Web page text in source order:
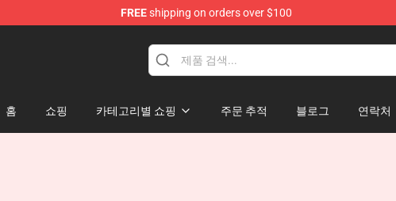
FREEshipping on orders over $100
홈 쇼핑 카테고리별 쇼핑 주문 추적 블로그 연락처